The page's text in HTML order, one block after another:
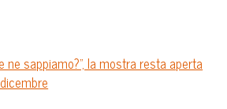
ne sappiamo?”, la mostra resta aperta